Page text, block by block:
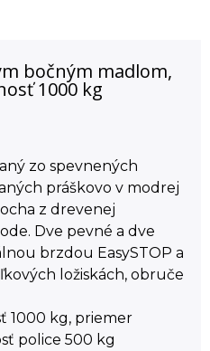
bočným madlom,
1000 kg
zo spevnených
práškovo v modrej
z drevenej
Dve pevné a dve
brzdou EasySTOP a
ložiskách, obruče
1000 kg, priemer
police 500 kg